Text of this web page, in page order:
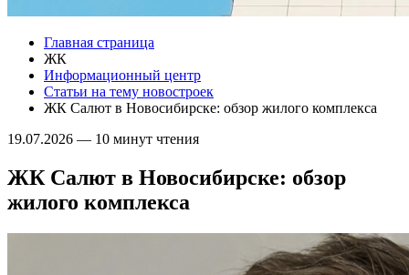
Главная страница
ЖК
Информационный центр
Статьи на тему новостроек
ЖК Салют в Новосибирске: обзор жилого комплекса
19.07.2026 — 10 минут чтения
ЖК Салют в Новосибирске: обзор
жилого комплекса